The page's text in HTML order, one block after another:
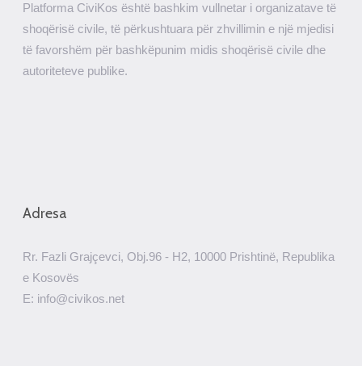
Platforma CiviKos është bashkim vullnetar i organizatave të
shoqërisë civile, të përkushtuara për zhvillimin e një mjedisi
të favorshëm për bashkëpunim midis shoqërisë civile dhe
autoriteteve publike.
Adresa
Rr. Fazli Grajçevci, Obj.96 - H2, 10000 Prishtinë, Republika
e Kosovës
E: info@civikos.net